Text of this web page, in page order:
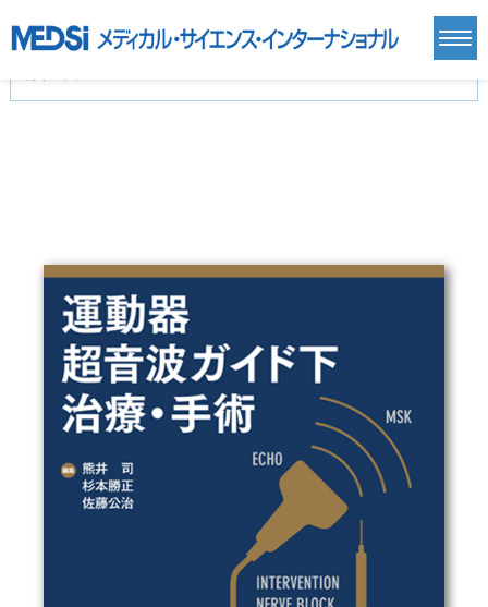
基礎医学(93)
基礎医学関連科学(80)
自然科学(25)
薬学(7)
衛生・公衆衛生学(14)
医学一般(91)